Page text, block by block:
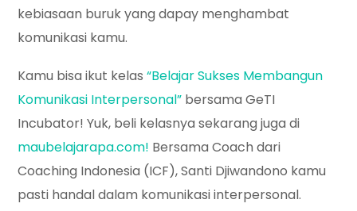
kebiasaan buruk yang dapay menghambat
komunikasi kamu.
Kamu bisa ikut kelas“Belajar Sukses Membangun
Komunikasi Interpersonal” bersama GeTI
Incubator! Yuk, beli kelasnya sekarang juga di
maubelajarapa.com! Bersama Coach dari
Coaching Indonesia (ICF), Santi Djiwandono kamu
pasti handal dalam komunikasi interpersonal.